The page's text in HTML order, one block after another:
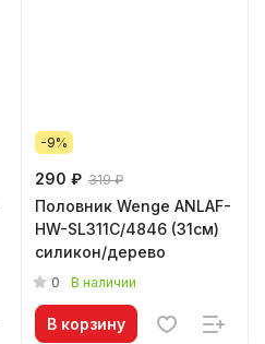
-9%
290 ₽ 319 ₽
Половник Wenge ANLAF-
HW-SL311С/4846 (31см)
силикон/дерево
0 В наличии
В корзину